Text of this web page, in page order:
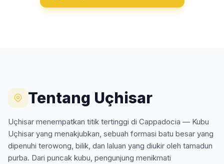
Tentang Uçhisar
Uçhisar menempatkan titik tertinggi di Cappadocia — Kubu
Uçhisar yang menakjubkan, sebuah formasi batu besar yang
dipenuhi terowong, bilik, dan laluan yang diukir oleh tamadun
purba. Dari puncak kubu, pengunjung menikmati